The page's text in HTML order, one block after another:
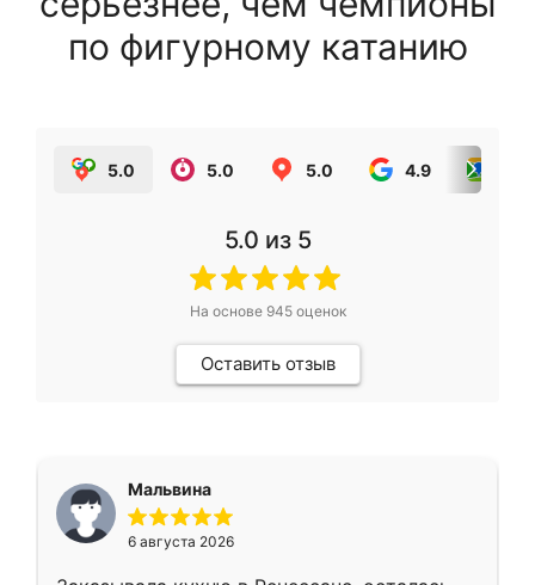
по фигурному катанию
5.0 5.0 5.0 4.9
5.0 из 5
На основе 945оценок
Оставить отзыв
Мальвина
6 августа 2026